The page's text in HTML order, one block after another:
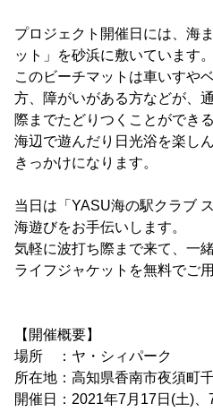
プロジェクト開催日には、海
ット」を砂浜に敷いています。
このビーチマットは車いすや
方、障がいがある方などが、
際までたどりつくことができ
海辺で遊んだり日光浴を楽し
きっかけになります。
当日は「YASU海の駅クラブ
海遊びをお手伝いします。
気軽に波打ち際まで来て、一
ライフジャケットを無料でご
【開催概要】
場所 ：ヤ・シィパーク
所在地：高知県香南市夜須町
開催日：2021年7月17日(土)